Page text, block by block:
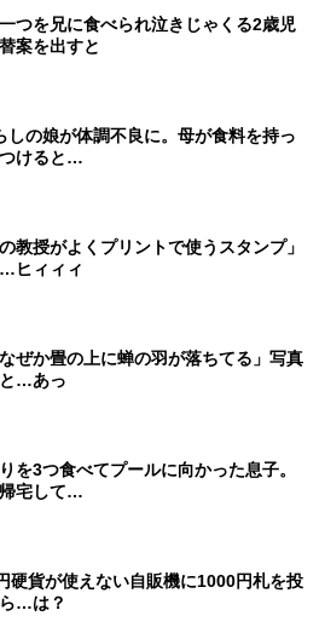
つを兄に食べられ泣きじゃくる2歳児
案を出すと
しの娘が体調不良に。母が食料を持っ
けると…
の教授がよくプリントで使うスタンプ」
ヒィィィ
なぜか畳の上に蝉の羽が落ちてる」写真
…あっ
を3つ食べてプールに向かった息子。
宅して…
硬貨が使えない自販機に1000円札を投
…は？